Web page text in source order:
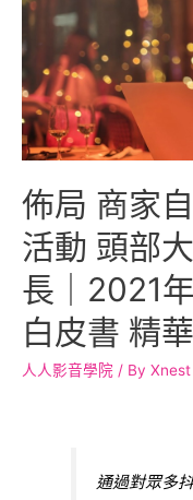
佈局 商家
活動 頭部
長｜2021
白皮書 精
人人影音學院 / By Xnest
通過對眾多